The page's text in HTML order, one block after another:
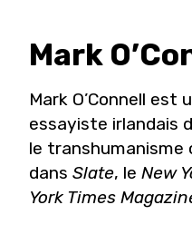
Mark
Mark O’Connell est
essayiste irlandais
le transhumanisme
dans Slate, le New
York Times